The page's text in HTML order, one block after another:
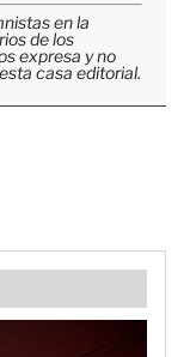
en la
de los
expresa y no
casa editorial.